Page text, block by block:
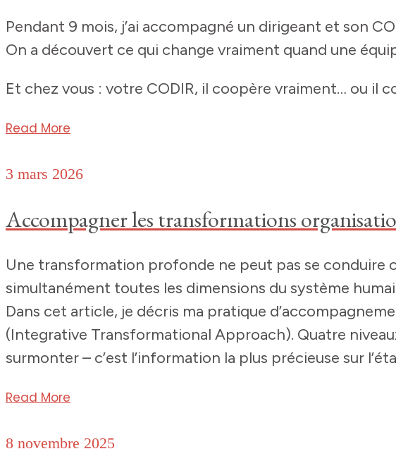
Pendant 9 mois, j’ai accompagné un dirigeant et son
On a découvert ce qui change vraiment quand une
Et chez vous : votre CODIR, il coopère vraiment… ou il
Read More
3 mars 2026
Accompagner les transformations
Une transformation profonde ne peut pas se conduire
simultanément toutes les dimensions du système
Dans cet article, je décris ma pratique
(Integrative Transformational Approach). Quatre
surmonter – c’est l’information la plus précieuse sur
Read More
8 novembre 2025